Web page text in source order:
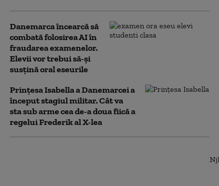
Danemarca încearcă să
combată folosirea AI în
fraudarea examenelor.
Elevii vor trebui să-şi
susţină oral eseurile
Prinţesa Isabella a Danemarcei a
început stagiul militar. Cât va
sta sub arme cea de-a doua fiică a
regelui Frederik al X-lea